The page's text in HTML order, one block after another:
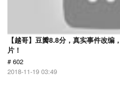
【越哥】豆瓣8.8分，真实事件改编
片！
# 602
2018-11-19 03:49